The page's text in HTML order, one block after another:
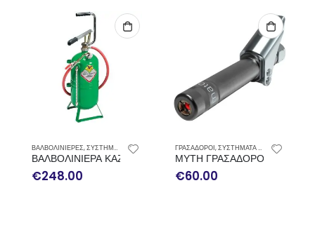
ΒΑΛΒΟΛΙΝΙΕΡΕΣ,ΣΥΣΤΗΜΑΤΑ ΛΙΠΑΝΣΗΣ
ΒΑΛΒΟΛΙΝΙΕΡΑ ΚΑΖΑΝΙ ΧΕΙΡΟΚΙΝΗΤΗ 16LT RAASM 32016
€248.00
ΓΡΑΣΑΔΟΡΟΙ,ΣΥΣΤΗΜΑΤΑ ΛΙΠΑΝΣΗΣ
ΜΥΤΗ ΓΡΑΣΑΔΟΡΟΥ ΜΑΚΡΥΑ
€60.00